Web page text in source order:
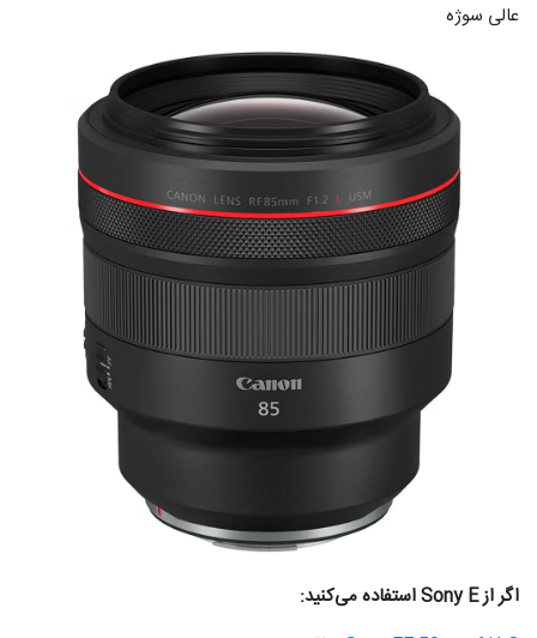
عالی سوژه
اگر از Sony E استفاده می‌کنید: